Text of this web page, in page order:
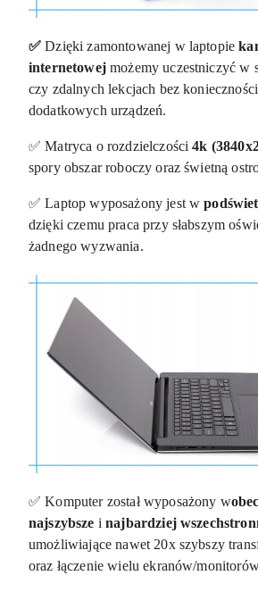
✅Dzięki zamontowanej w laptopie
internetowejmożemy uczestniczyć w
czy zdalnych lekcjach bez konieczności
dodatkowych urządzeń.
✅ Matryca o rozdzielczości4k
spory obszar roboczy oraz świetną
✅ Laptop wyposażony jest w
dzięki czemu praca przy słabszym
żadnego wyzwania.
✅ Komputer został wyposażony w
najszybsze inajbardziej
umożliwiające nawet 20x szybszy
oraz łączenie wielu ekranów/